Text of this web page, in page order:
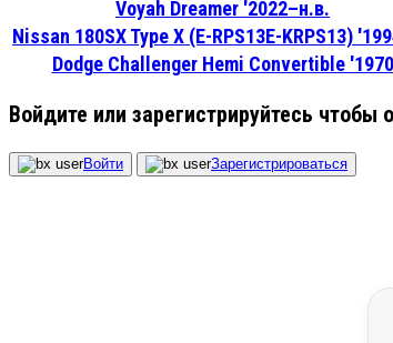
Voyah Dreamer '2022–н.в.
Nissan 180SX Type X (E-RPS13E-KRPS13)
Dodge Challenger Hemi Convertible '1970
Войдите или зарегистрируйтесь чтобы
Войти Зарегистрироваться